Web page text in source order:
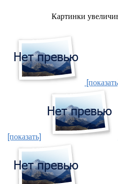
Картинки
[показать]